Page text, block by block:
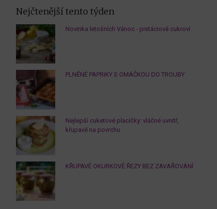
Nejčtenější tento týden
Novinka letošních Vánoc - pistáciové cukroví
PLNĚNÉ PAPRIKY S OMÁČKOU DO TROUBY
Nejlepší cuketové placičky: vláčné uvnitř,
křupavé na povrchu
KŘUPAVÉ OKURKOVÉ ŘEZY BEZ ZAVAŘOVÁNÍ